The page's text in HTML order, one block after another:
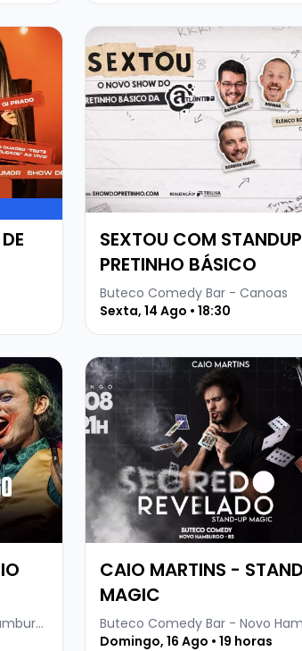
DE UM CASADO
Veja mais sobre SEXTOU COM
SEXTOU COM
PRETINHO BÁSICO
Buteco Comedy Bar - Canoas
Sexta, 14 Ago • 18:30
DOLLENZ
Buteco Comedy Bar - Novo Hamburgo
Veja mais sobre CAIO MARTINS
CAIO MARTINS -
MAGIC
Domingo, 16 Ago • 19 horas